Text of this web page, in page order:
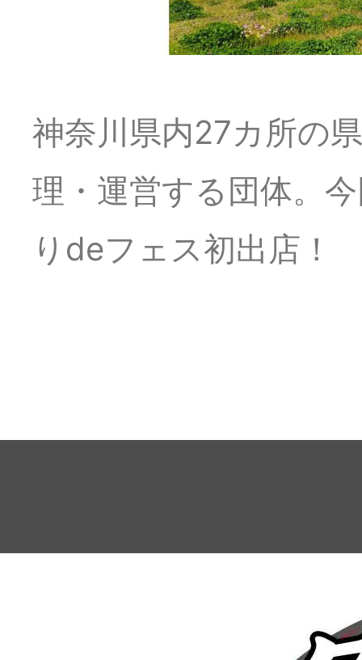
神奈川県内27カ所の
理・運営する団体。
りdeフェス初出店！